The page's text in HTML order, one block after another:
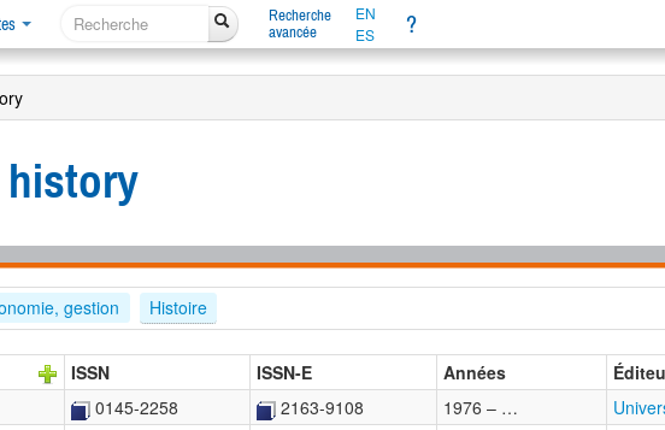
Recherche
avancée
EN
ES
?
gestion Histoire
ISSN ISSN-E Années
0145-2258 2163-9108 1976 – …